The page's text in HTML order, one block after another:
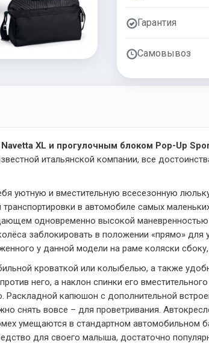
Гарантия
Самовывоз
XL и прогулочным блоком Pop-Up
итальянской компании, все
уютную и вместительную всесезонную
в автомобиле самых
одновременно высокой
заблокировать в положении «прямо»
у данной модели на раме коляски сбоку,
кроваткой или колыбелью, а также
него, а наклон спинки его
Раскладной капюшон с дополнительной
снять вовсе – для проветривания.
умещаются в стандартном автомобильном
для своего малыша, достаточно